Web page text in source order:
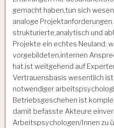
gemacht haben,tun sich
analoge
strukturierte,analytisch und
Projekte ein echtes Neuland;
vorgebildeten,internen
hat,ist weitgehend auf
Vertrauensbasis wesentlich ist.
notwendiger
Betriebsgeschehen ist
damit befasste Akteure
Arbeitspsychologen/Innen zu